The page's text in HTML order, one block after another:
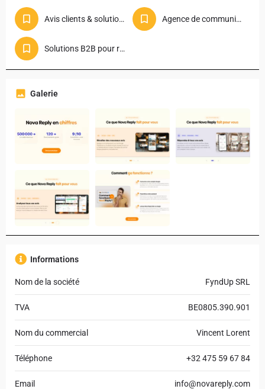
Avis clients & solutions Agence de communication
Solutions B2B pour restaurants
Galerie
Informations
Nom de la société FyndUp SRL
TVA BE0805.390.901
Nom du commercial Vincent Lorent
Téléphone +32 475 59 67 84
Email info@novareply.com